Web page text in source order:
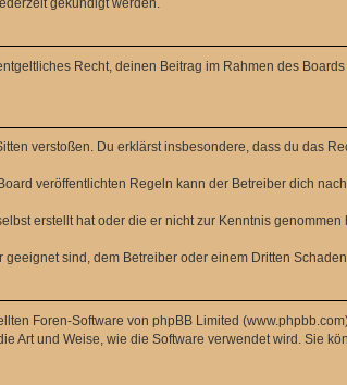
gekündigt werden.
Recht, deinen Beitrag im Rahmen des
verstoßen. Du erklärst insbesondere, dass du das
veröffentlichten Regeln kann der Betreiber dich
erstellt hat oder die er nicht zur Kenntnis
sind, dem Betreiber oder einem Dritten
Foren-Software von phpBB Limited
und Weise, wie die Software verwendet wird. Sie